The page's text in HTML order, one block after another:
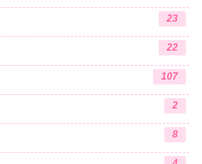
23
22
107
2
8